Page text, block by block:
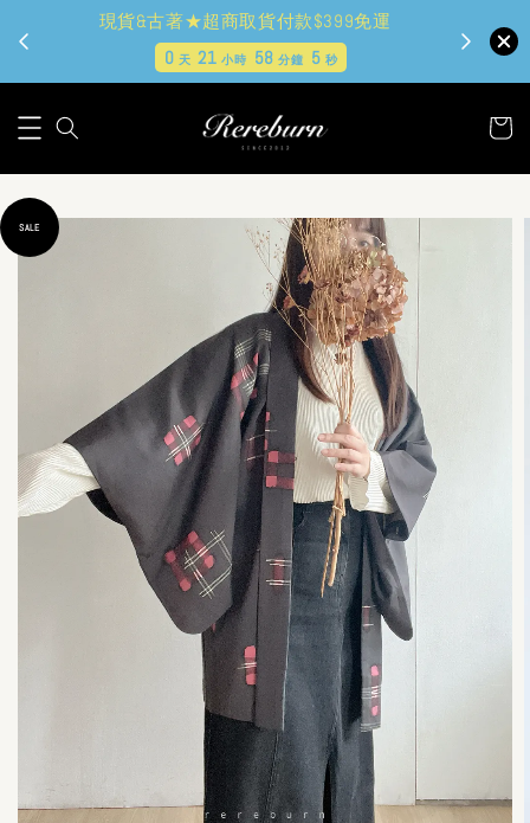
現貨&古著★超商取貨付款$399免運
0 天 21小時 58分鐘 4 秒
SALE